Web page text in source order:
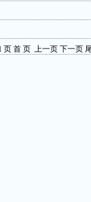
页 首 页 上一页 下一页